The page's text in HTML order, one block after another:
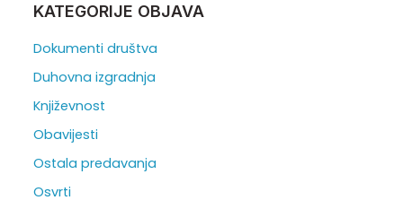
KATEGORIJE OBJAVA
Dokumenti društva
Duhovna izgradnja
Književnost
Obavijesti
Ostala predavanja
Osvrti